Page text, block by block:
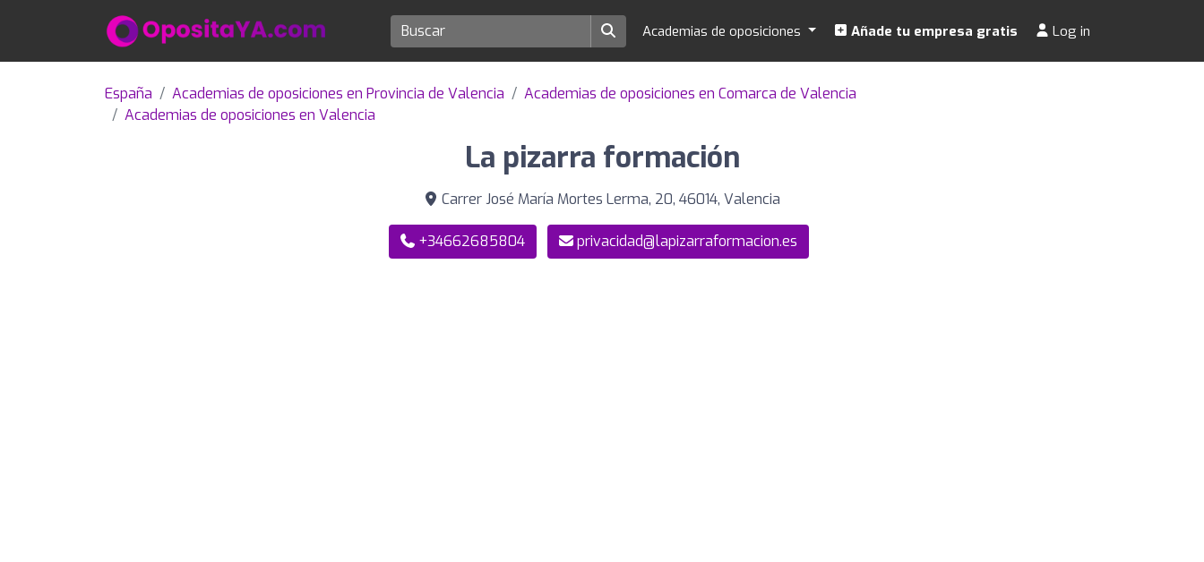
Academias de oposiciones Añade tu empresa gratis Log in
España Academias de oposiciones en Provincia de Valencia
Academias de oposiciones en Comarca de Valencia
Academias de oposiciones en Valencia
La pizarra formación
Carrer José María Mortes Lerma, 20, 46014, Valencia
+34662685804 privacidad@lapizarraformacion.es